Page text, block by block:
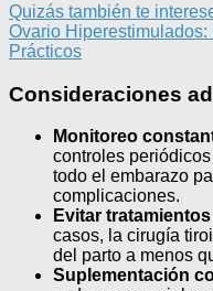
Quizás también te
Ovario
Prácticos
Consideraciones
Monitoreo
controles
todo el embarazo
complicaciones.
Evitar
casos, la cirugía
del parto a menos
Suplementación